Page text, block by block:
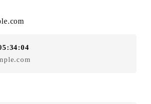
之時間依飯店現場規定。但甲、乙
意本契約之付款方式依乙方提供方
房後，甲方入住前，乙方預收取總